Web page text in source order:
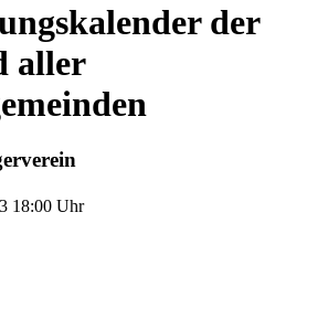
der
aller
18:00 Uhr